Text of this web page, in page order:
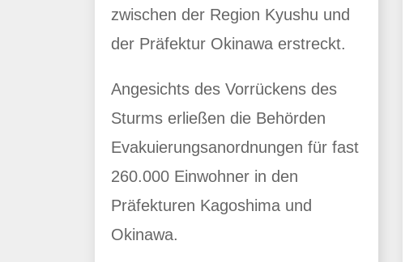
zwischen der Region Kyushu und
der Präfektur Okinawa erstreckt.
Angesichts des Vorrückens des
Sturms erließen die Behörden
Evakuierungsanordnungen für fast
260.000 Einwohner in den
Präfekturen Kagoshima und
Okinawa.